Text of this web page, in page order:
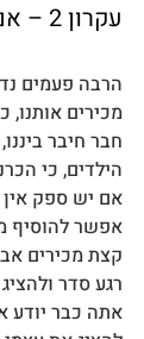
עקרון 2 – אם יש ספק אין ספק
הרבה פעמים
מכירים
חבר חיבר
הילדים, כי
אם יש ספק
אפשר להוסיף
קצת מכירים
רגע סדר
אתה כבר יודע